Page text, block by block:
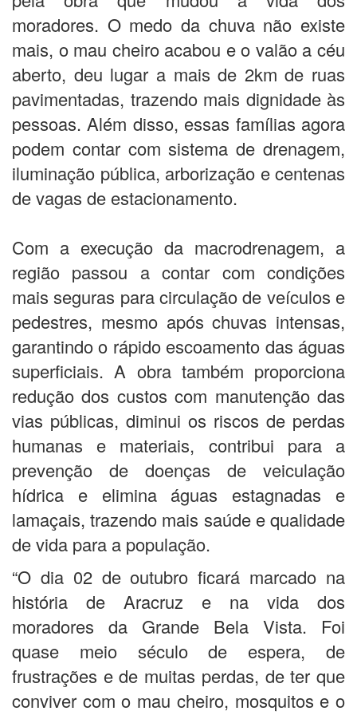
moradores. O medo da chuva não existe
mais, o mau cheiro acabou e o valão a céu
aberto, deu lugar a mais de 2km de ruas
pavimentadas, trazendo mais dignidade às
pessoas. Além disso, essas famílias agora
podem contar com sistema de drenagem,
iluminação pública, arborização e centenas
de vagas de estacionamento.
Com a execução da macrodrenagem, a
região passou a contar com condições
mais seguras para circulação de veículos e
pedestres, mesmo após chuvas intensas,
garantindo o rápido escoamento das águas
superficiais. A obra também proporciona
redução dos custos com manutenção das
vias públicas, diminui os riscos de perdas
humanas e materiais, contribui para a
prevenção de doenças de veiculação
hídrica e elimina águas estagnadas e
lamaçais, trazendo mais saúde e qualidade
de vida para a população.
“O dia 02 de outubro ficará marcado na
história de Aracruz e na vida dos
moradores da Grande Bela Vista. Foi
quase meio século de espera, de
frustrações e de muitas perdas, de ter que
conviver com o mau cheiro, mosquitos e o